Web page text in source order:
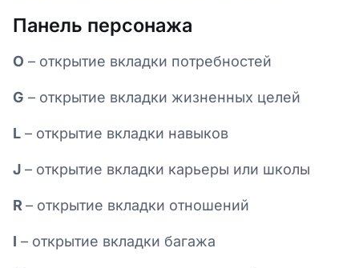
Панель персонажа
O – открытие вкладки потребностей
G – открытие вкладки жизненных целей
L – открытие вкладки навыков
J – открытие вкладки карьеры или школы
R – открытие вкладки отношений
I – открытие вкладки багажа